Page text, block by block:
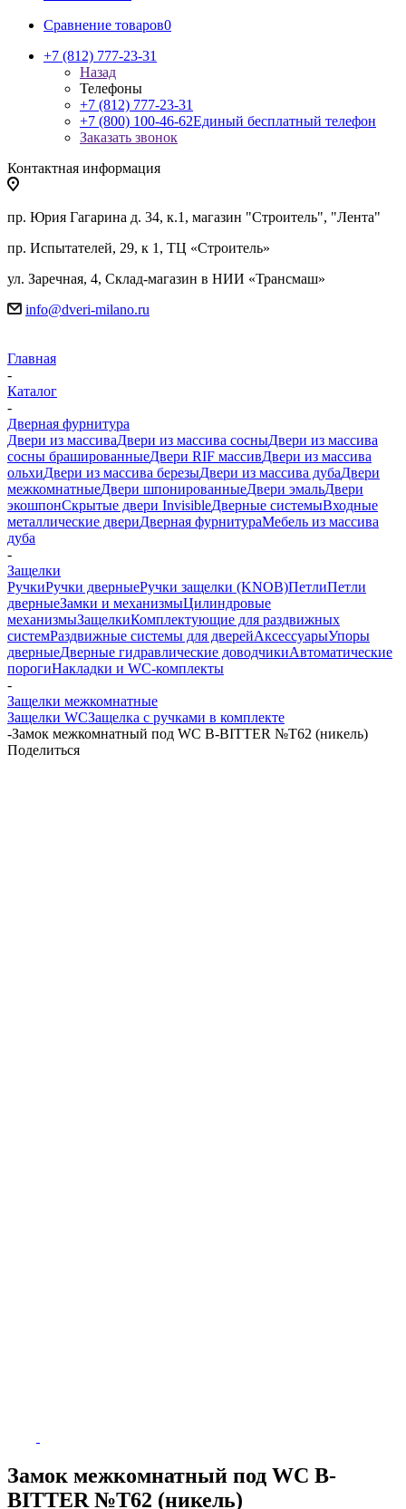
Сравнение товаров0
+7 (812) 777-23-31
Назад
Телефоны
+7 (812) 777-23-31
+7 (800) 100-46-62Единый бесплатный телефон
Заказать звонок
Контактная информация
пр. Юрия Гагарина д. 34, к.1, магазин "Строитель", "Лента"
пр. Испытателей, 29, к 1, ТЦ «Строитель»
ул. Заречная, 4, Склад-магазин в НИИ «Трансмаш»
info@dveri-milano.ru
Главная
-
Каталог
-
Дверная фурнитура
Двери из массиваДвери из массива сосныДвери из массива
сосны брашированныеДвери RIF массивДвери из массива
ольхиДвери из массива березыДвери из массива дубаДвери
межкомнатныеДвери шпонированныеДвери эмальДвери
экошпонСкрытые двери InvisibleДверные системыВходные
металлические двериДверная фурнитураМебель из массива
дуба
-
Защелки
РучкиРучки дверныеРучки защелки (KNOB)ПетлиПетли
дверныеЗамки и механизмыЦилиндровые
механизмыЗащелкиКомплектующие для раздвижных
системРаздвижные системы для дверейАксессуарыУпоры
дверныеДверные гидравлические доводчикиАвтоматические
порогиНакладки и WC-комплекты
-
Защелки межкомнатные
Защелки WCЗащелка с ручками в комплекте
-Замок межкомнатный под WC B-BITTER №T62 (никель)
Поделиться
Замок межкомнатный под WC B-
BITTER №T62 (никель)